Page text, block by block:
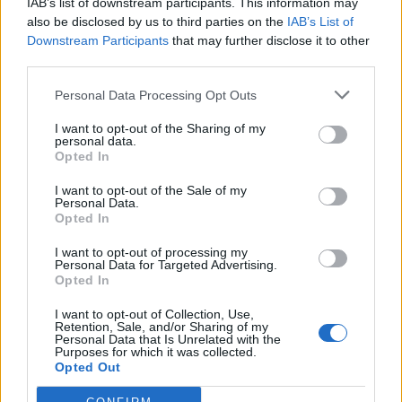
also be disclosed by us to third parties on the IAB’s List of
Downstream Participants that may further disclose it to other
Personal Data Processing Opt Outs
I want to opt-out of the Sharing of my
personal data.
Opted In
I want to opt-out of the Sale of my
Personal Data.
Opted In
I want to opt-out of processing my
Personal Data for Targeted Advertising.
Opted In
I want to opt-out of Collection, Use,
Retention, Sale, and/or Sharing of my
Personal Data that Is Unrelated with the
Purposes for which it was collected.
Opted Out
Staran luetuimmat